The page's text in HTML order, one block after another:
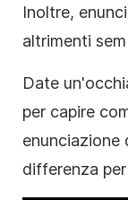
Inoltre,
altrimenti
Date
per capire
enunciazione
differenza